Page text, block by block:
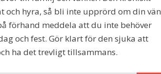
och hyra, så bli inte upprörd om din vän
förhand meddela att du inte behöver
och fest. Gör klart för den sjuka att
ha det trevligt tillsammans.